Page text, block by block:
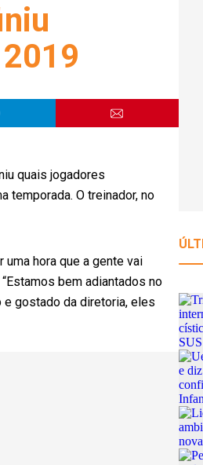
quais jogadores
temporada. O treinador, no
hora que a gente vai
bem adiantados no
e gostado da diretoria, eles